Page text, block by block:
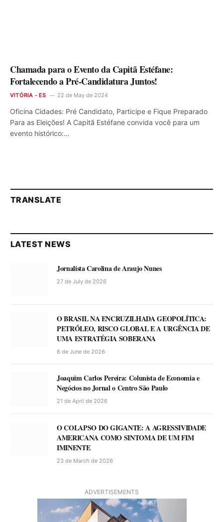
Chamada para o Evento da Capitã Estéfane:
Fortalecendo a Pré-Candidatura Juntos!
VITÓRIA - ES 22 de May de 2024
Oficina Cidades: Pré Candidato, Participe e Fique Preparado
Para as Eleições! A Capitã Estéfane convida você para um
evento histórico:…
TRANSLATE
LATEST NEWS
Jornalista Carolina de Araujo Nunes
27 de July de 2026
O BRASIL NA ENCRUZILHADA GEOPOLÍTICA:
PETRÓLEO, RISCO GLOBAL E A URGÊNCIA DE
UMA ESTRATÉGIA SOBERANA
8 de June de 2026
Joaquim Carlos Pereira: Colunista de Economia e
Negócios no Jornal o Centro São Paulo
21 de April de 2026
O COLAPSO DO GIGANTE: A AGRESSIVIDADE
AMERICANA COMO SINTOMA DE UM FIM
IMINENTE
23 de March de 2026
ADVERTISEMENTS